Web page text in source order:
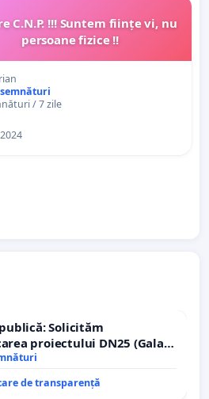
C.N.P. !!! Suntem ființe vi, nu
persoane fizice !!
semnături
/ 7 zile
Solicităm
proiectului DN25 (Galați
Conachi) prin devierea
în afara localităților!
de transparență